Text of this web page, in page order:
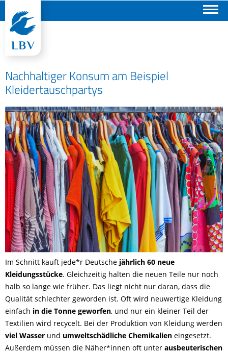
Nachhaltiger Konsum am Beispiel
Kleidertauschpartys
Im Schnitt kauft jede*r Deutsche jährlich 60 neue
Kleidungsstücke. Gleichzeitig halten die neuen Teile nur noch
halb so lange wie früher. Das liegt nicht nur daran, dass die
Qualität schlechter geworden ist. Oft wird neuwertige Kleidung
einfach in die Tonne geworfen, und nur ein kleiner Teil der
Textilien wird recycelt. Bei der Produktion von Kleidung werden
viel Wasser und umweltschädliche Chemikalien eingesetzt.
Außerdem müssen die Näher*innen oft unter ausbeuterischen